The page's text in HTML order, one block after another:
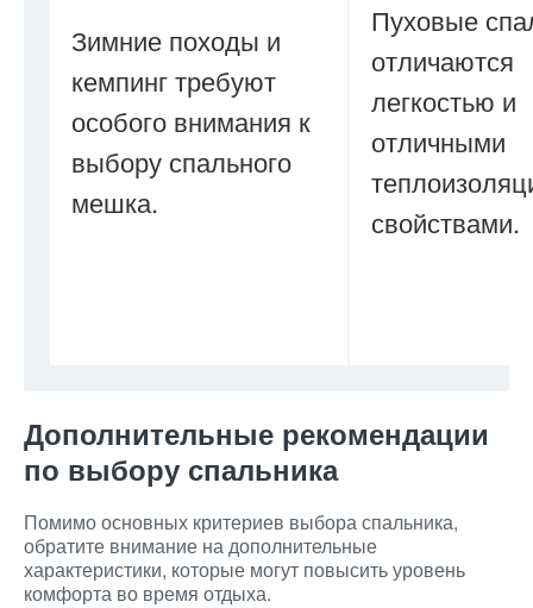
Зимние походы и
кемпинг требуют
особого внимания к
выбору спального
мешка.
Пуховые
отличаются
легкостью и
отличными
свойствами.
Дополнительные рекомендации
по выбору спальника
Помимо основных критериев выбора спальника,
обратите внимание на дополнительные
характеристики, которые могут повысить уровень
комфорта во время отдыха.